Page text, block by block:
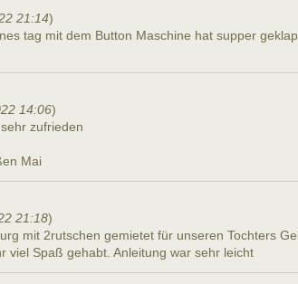
21:14)
tag mit dem Button Maschine hat supper
14:06)
zufrieden
Mai
21:18)
mit 2rutschen gemietet für unseren Tochters
viel Spaß gehabt. Anleitung war sehr leicht